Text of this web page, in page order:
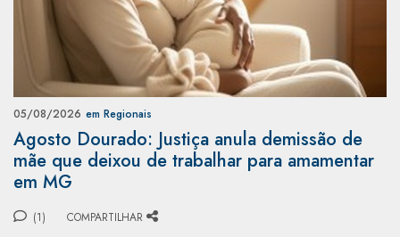
05/08/2026 em Regionais
Agosto Dourado: Justiça anula demissão de
mãe que deixou de trabalhar para amamentar
em MG
(1) COMPARTILHAR